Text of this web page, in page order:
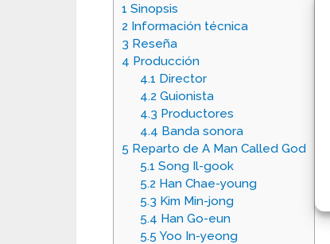
1 Sinopsis
2 Información técnica
3 Reseña
4 Producción
4.1 Director
4.2 Guionista
4.3 Productores
4.4 Banda sonora
5 Reparto de A Man Called God
5.1 Song Il-gook
5.2 Han Chae-young
5.3 Kim Min-jong
5.4 Han Go-eun
5.5 Yoo In-yeong